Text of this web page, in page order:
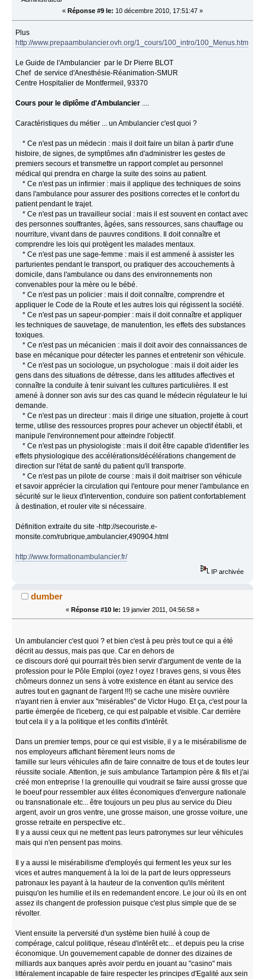
« Réponse #9 le: 10 décembre 2010, 17:51:47 »
Plus
http://www.prepaambulancier.ovh.org/1_cours/100_intro/100_Menus.htm
Le Guide de l'Ambulancier par le Dr Pierre BLOT
Chef de service d'Anesthésie-Réanimation-SMUR
Centre Hospitalier de Montfermeil, 93370
Cours pour le diplôme d'Ambulancier ....
Caractéristiques du métier ... un Ambulancier c'est quoi ?
* Ce n'est pas un médecin : mais il doit faire un bilan à partir d'une
histoire, de signes, de symptômes afin d'administrer les gestes de
premiers secours et transmettre un rapport complet au personnel
médical qui prendra en charge la suite des soins au patient.
* Ce n'est pas un infirmier : mais il applique des techniques de soins
dans l'ambulance pour assurer des positions correctes et le confort du
patient pendant le trajet.
* Ce n'est pas un travailleur social : mais il est souvent en contact avec
des personnes souffrantes, âgées, sans ressources, sans chauffage ou
nourriture, vivant dans de pauvres conditions. Il doit connaître et
comprendre les lois qui protègent les malades mentaux.
* Ce n'est pas une sage-femme : mais il est ammené à assister les
parturientes pendant le transport, ou pratiquer des accouchements à
domicile, dans l'ambulance ou dans des environnements non
convenables pour la mère ou le bébé.
* Ce n'est pas un policier : mais il doit connaître, comprendre et
appliquer le Code de la Route et les autres lois qui régissent la société.
* Ce n'est pas un sapeur-pompier : mais il doit connaître et appliquer
les techniques de sauvetage, de manutention, les effets des substances
toxiques.
* Ce n'est pas un mécanicien : mais il doit avoir des connaissances de
base en mécanique pour détecter les pannes et entretenir son véhicule.
* Ce n'est pas un sociologue, un psychologue : mais il doit aider les
gens dans des situations de détresse, dans les attitudes affectives et
connaître la conduite à tenir suivant les cultures particulières. Il est
amené à donner son avis sur des cas quand le médecin régulateur le lui
demande.
* Ce n'est pas un directeur : mais il dirige une situation, projette à court
terme, utilise des ressources propres pour achever un objectif établi, et
manipule l'environnement pour atteindre l'objectif.
* Ce n'est pas un physiologiste : mais il doit être capable d'identifier les
effets physiologique des accélérations/décélérations changement de
direction sur l'état de santé du patient qu'il transporte.
* Ce n'est pas un pilote de course : mais il doit maitriser son véhicule
et savoir apprécier la circulation qui l'entoure pour mener l'ambulance en
sécurité sur le lieux d'intervention, conduire son patient confortablement
à destination, et rouler vite si nécessaire.
Définition extraite du site -http://secouriste.e-
monsite.com/rubrique,ambulancier,490904.html
http://www.formationambulancier.fr/
IP archivée
dumber
« Réponse #10 le: 19 janvier 2011, 04:56:58 »
Un ambulancier c'est quoi ? et bien c'est à peu près tout ce qui a été
décrit au dessus, mais pas que. Car en dehors de
ce discours doré qui pourrait très bien servir d'argument de vente de la
profession pour le Pôle Emploi (oyez ! oyez ! braves gens, si vous êtes
chômeurs donnez un sens à votre existence en étant au service des
autres tout en gagnant de l'argent !!!) se cache une misère ouvrière
n'ayant rien à envier aux "misérables" de Victor Hugo. Et ça, c'est pour la
partie émergée de l'iceberg, ce qui est palpable et visible. Car derrière
tout cela il y a la politique et les conflits d'intérêt.
Dans un premier temps, pour ce qui est visible, il y a le misérabilisme de
nos employeurs affichant fièrement leurs noms de
famille sur leurs véhicules afin de faire connaitre de tous et de toutes leur
réussite sociale. Attention, je suis ambulance Tartampion père & fils et j'ai
créé mon entreprise ! la grenouille qui voudrait se faire aussi grosse que
le boeuf pour ressembler aux élites économiques d'envergure nationale
ou transnationale etc... être toujours un peu plus au service du Dieu
argent, avoir un gros ventre, une grosse maison, une grosse voiture, une
grosse retraite en perspective etc..
Il y a aussi ceux qui ne mettent pas leurs patronymes sur leur véhicules
mais qui n'en pensent pas moins.
Il y a aussi le misérabilisme d'employés qui ferment les yeux sur les
vices et autres manquement à la loi de la part de leurs oppresseurs
patronaux les payant à la hauteur de la convention qu'ils méritent
puisqu'on les humilie et ils en redemandent encore. Le jour où ils en ont
assez ils changent de profession puisque c'est plus simple que de se
révolter.
Vient ensuite la perversité d'un système bien huilé à coup de
compérage, calcul politique, réseau d'intérêt etc... et depuis peu la crise
économique. Un gouvernement capable de donner des dizaines de
milliards aux banques après avoir perdu en jouant au "casino" mais
littéralement incapable de faire respecter les principes d'Egalité aux sein